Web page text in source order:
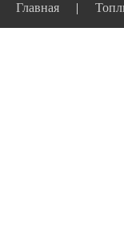
Главная |